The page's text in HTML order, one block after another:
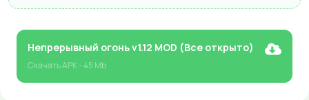
Непрерывный огонь v1.12 MOD (Все открыто)
СкачатьAPK- 45 Mb